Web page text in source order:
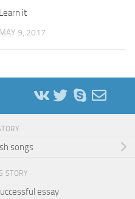
Learn it
MAY 9, 2017
songs
STORY
essay